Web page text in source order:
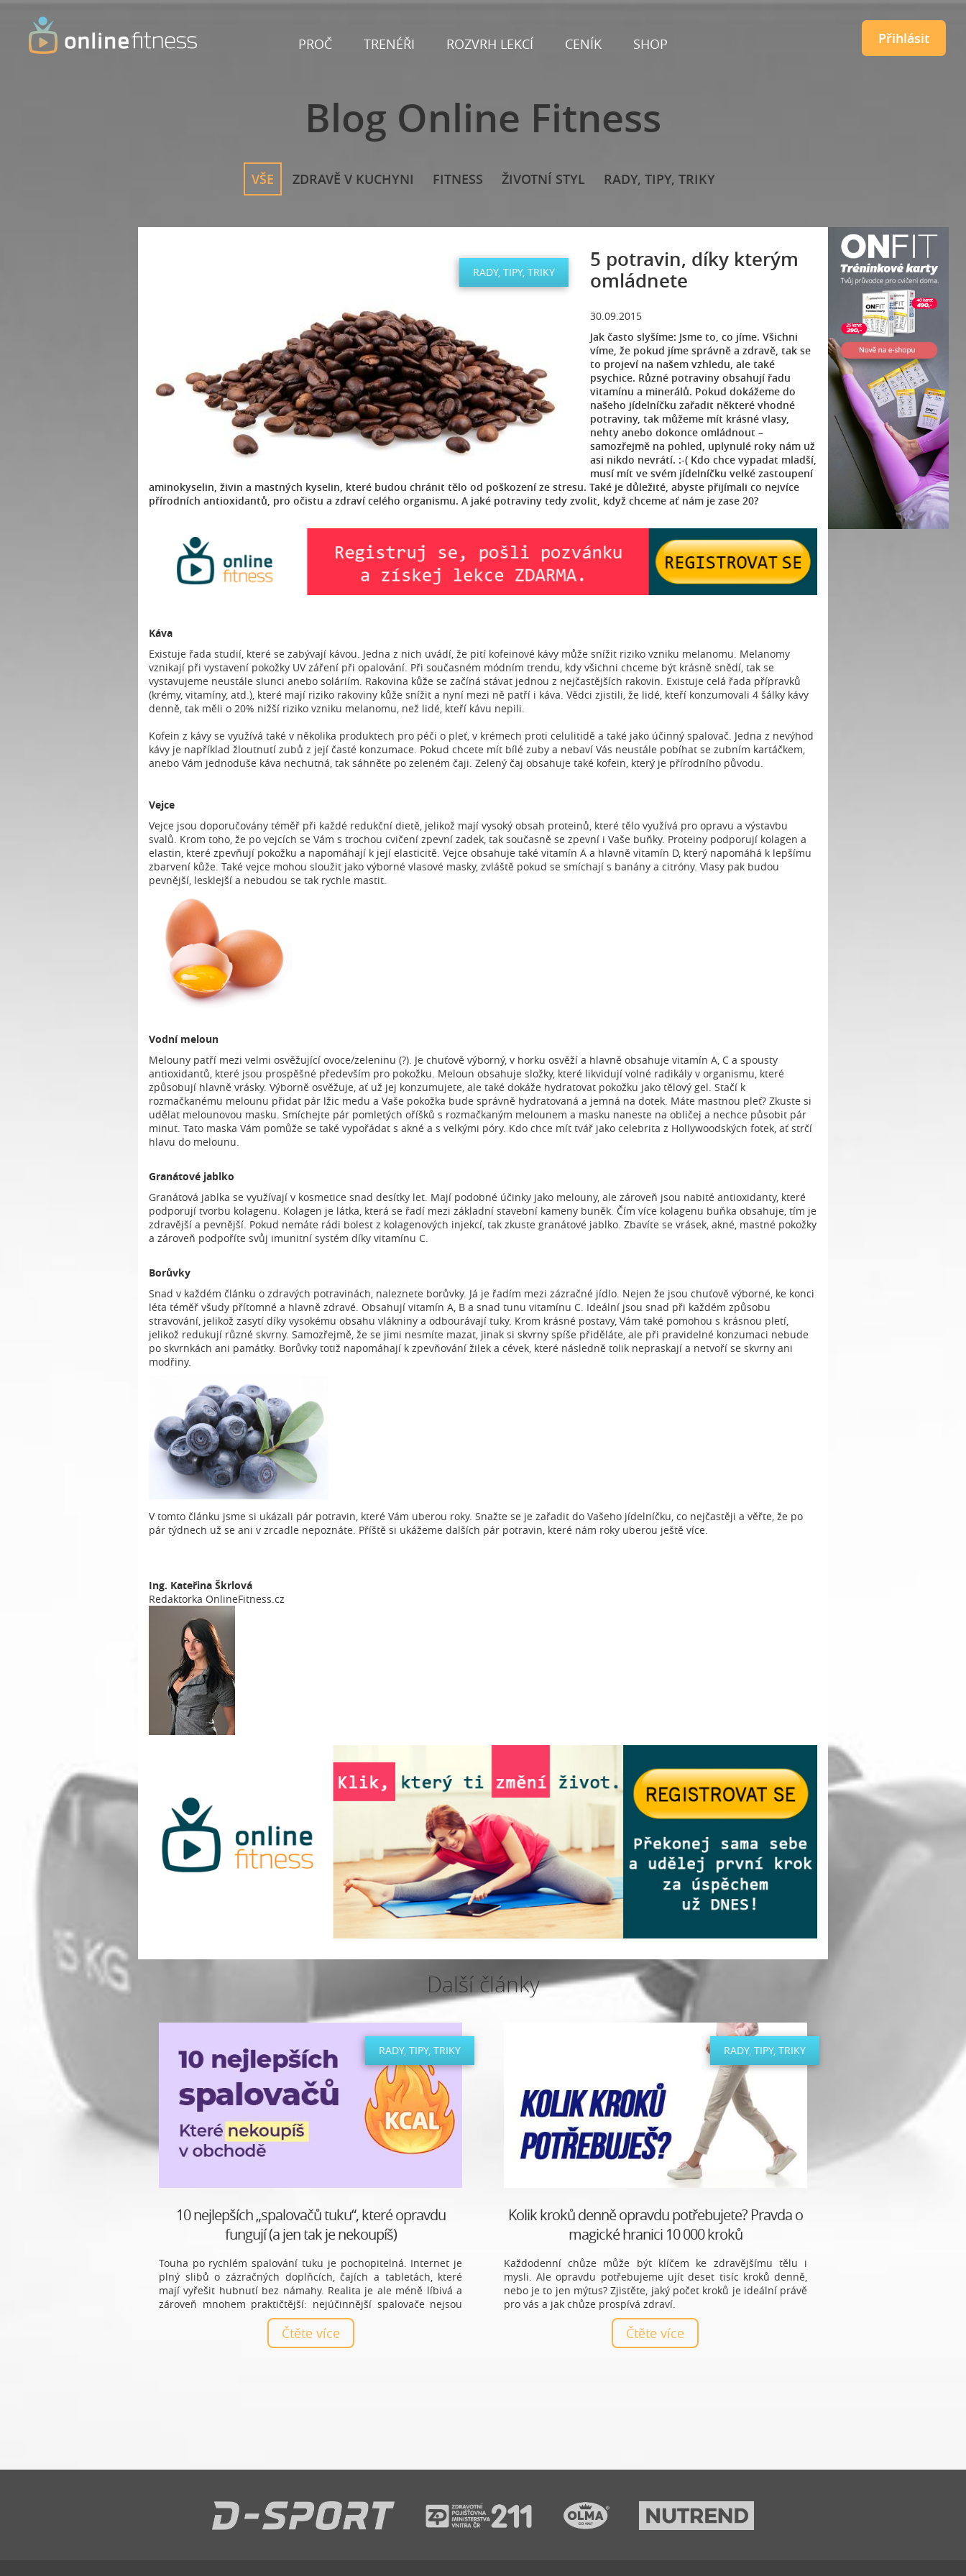
PROČ TRENÉŘI ROZVRH LEKCÍ CENÍK SHOP Přihlásit
Blog Online Fitness
VŠE ZDRAVĚ V KUCHYNI FITNESS ŽIVOTNÍ STYL RADY, TIPY, TRIKY
RADY, TIPY, TRIKY
5 potravin, díky kterým
omládnete
30.09.2015
Jak často slyšíme: Jsme to, co jíme. Všichni
víme, že pokud jíme správně a zdravě, tak se
to projeví na našem vzhledu, ale také
psychice. Různé potraviny obsahují řadu
vitamínu a minerálů. Pokud dokážeme do
našeho jídelníčku zařadit některé vhodné
potraviny, tak můžeme mít krásné vlasy,
nehty anebo dokonce omládnout –
samozřejmě na pohled, uplynulé roky nám už
asi nikdo nevrátí. :-( Kdo chce vypadat mladší,
musí mít ve svém jídelníčku velké zastoupení
aminokyselin, živin a mastných kyselin, které budou chránit tělo od poškození ze stresu. Také je důležité, abyste přijímali co nejvíce
přírodních antioxidantů, pro očistu a zdraví celého organismu. A jaké potraviny tedy zvolit, když chceme ať nám je zase 20?
Káva
Existuje řada studií, které se zabývají kávou. Jedna z nich uvádí, že pití kofeinové kávy může snížit riziko vzniku melanomu. Melanomy
vznikají při vystavení pokožky UV záření při opalování. Při současném módním trendu, kdy všichni chceme být krásně snědí, tak se
vystavujeme neustále slunci anebo soláriím. Rakovina kůže se začíná stávat jednou z nejčastějších rakovin. Existuje celá řada přípravků
(krémy, vitamíny, atd.), které mají riziko rakoviny kůže snížit a nyní mezi ně patří i káva. Vědci zjistili, že lidé, kteří konzumovali 4 šálky kávy
denně, tak měli o 20% nižší riziko vzniku melanomu, než lidé, kteří kávu nepili.
Kofein z kávy se využívá také v několika produktech pro péči o pleť, v krémech proti celulitidě a také jako účinný spalovač. Jedna z nevýhod
kávy je například žloutnutí zubů z její časté konzumace. Pokud chcete mít bílé zuby a nebaví Vás neustále pobíhat se zubním kartáčkem,
anebo Vám jednoduše káva nechutná, tak sáhněte po zeleném čaji. Zelený čaj obsahuje také kofein, který je přírodního původu.
Vejce
Vejce jsou doporučovány téměř při každé redukční dietě, jelikož mají vysoký obsah proteinů, které tělo využívá pro opravu a výstavbu
svalů. Krom toho, že po vejcích se Vám s trochou cvičení zpevní zadek, tak současně se zpevní i Vaše buňky. Proteiny podporují kolagen a
elastin, které zpevňují pokožku a napomáhají k její elasticitě. Vejce obsahuje také vitamín A a hlavně vitamín D, který napomáhá k lepšímu
zbarvení kůže. Také vejce mohou sloužit jako výborné vlasové masky, zvláště pokud se smíchají s banány a citróny. Vlasy pak budou
pevnější, lesklejší a nebudou se tak rychle mastit.
Vodní meloun
Melouny patří mezi velmi osvěžující ovoce/zeleninu (?). Je chuťově výborný, v horku osvěží a hlavně obsahuje vitamín A, C a spousty
antioxidantů, které jsou prospěšné především pro pokožku. Meloun obsahuje složky, které likvidují volné radikály v organismu, které
způsobují hlavně vrásky. Výborně osvěžuje, ať už jej konzumujete, ale také dokáže hydratovat pokožku jako tělový gel. Stačí k
rozmačkanému melounu přidat pár lžic medu a Vaše pokožka bude správně hydratovaná a jemná na dotek. Máte mastnou pleť? Zkuste si
udělat melounovou masku. Smíchejte pár pomletých oříšků s rozmačkaným melounem a masku naneste na obličej a nechce působit pár
minut. Tato maska Vám pomůže se také vypořádat s akné a s velkými póry. Kdo chce mít tvář jako celebrita z Hollywoodských fotek, ať strčí
hlavu do melounu.
Granátové jablko
Granátová jablka se využívají v kosmetice snad desítky let. Mají podobné účinky jako melouny, ale zároveň jsou nabité antioxidanty, které
podporují tvorbu kolagenu. Kolagen je látka, která se řadí mezi základní stavební kameny buněk. Čím více kolagenu buňka obsahuje, tím je
zdravější a pevnější. Pokud nemáte rádi bolest z kolagenových injekcí, tak zkuste granátové jablko. Zbavíte se vrásek, akné, mastné pokožky
a zároveň podpoříte svůj imunitní systém díky vitamínu C.
Borůvky
Snad v každém článku o zdravých potravinách, naleznete borůvky. Já je řadím mezi zázračné jídlo. Nejen že jsou chuťově výborné, ke konci
léta téměř všudy přítomné a hlavně zdravé. Obsahují vitamín A, B a snad tunu vitamínu C. Ideální jsou snad při každém způsobu
stravování, jelikož zasytí díky vysokému obsahu vlákniny a odbourávají tuky. Krom krásné postavy, Vám také pomohou s krásnou pletí,
jelikož redukují různé skvrny. Samozřejmě, že se jimi nesmíte mazat, jinak si skvrny spíše přiděláte, ale při pravidelné konzumaci nebude
po skvrnkách ani památky. Borůvky totiž napomáhají k zpevňování žilek a cévek, které následně tolik nepraskají a netvoří se skvrny ani
modřiny.
V tomto článku jsme si ukázali pár potravin, které Vám uberou roky. Snažte se je zařadit do Vašeho jídelníčku, co nejčastěji a věřte, že po
pár týdnech už se ani v zrcadle nepoznáte. Příště si ukážeme dalších pár potravin, které nám roky uberou ještě více.
Ing. Kateřina Škrlová
Redaktorka OnlineFitness.cz
Další články
RADY, TIPY, TRIKY
10 nejlepších „spalovačů tuku“, které opravdu
fungují (a jen tak je nekoupíš)
Touha po rychlém spalování tuku je pochopitelná. Internet je
plný slibů o zázračných doplňcích, čajích a tabletách, které
mají vyřešit hubnutí bez námahy. Realita je ale méně líbivá a
zároveň mnohem praktičtější: nejúčinnější spalovače nejsou
produkty, ale každodenní návyky.
Čtěte více
RADY, TIPY, TRIKY
Kolik kroků denně opravdu potřebujete? Pravda o
magické hranici 10 000 kroků
Každodenní chůze může být klíčem ke zdravějšímu tělu i
mysli. Ale opravdu potřebujeme ujít deset tisíc kroků denně,
nebo je to jen mýtus? Zjistěte, jaký počet kroků je ideální právě
pro vás a jak chůze prospívá zdraví.
Čtěte více